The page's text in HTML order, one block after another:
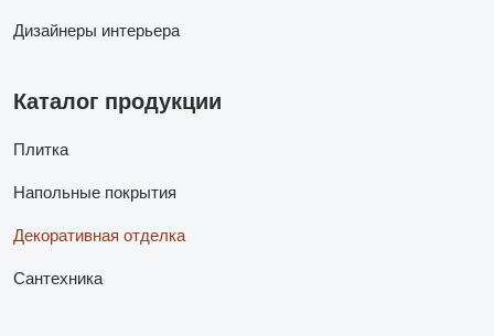
Дизайнеры интерьера
Каталог продукции
Плитка
Напольные покрытия
Декоративная отделка
Сантехника